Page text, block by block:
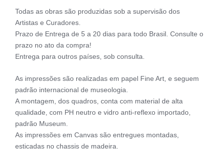
Todas as obras são produzidas sob a supervisão dos
Artistas e Curadores.
Prazo de Entrega de 5 a 20 dias para todo Brasil. Consulte o
prazo no ato da compra!
Entrega para outros países, sob consulta.
As impressões são realizadas em papel Fine Art, e seguem
padrão internacional de museologia.
A montagem, dos quadros, conta com material de alta
qualidade, com PH neutro e vidro anti-reflexo importado,
padrão Museum.
As impressões em Canvas são entregues montadas,
esticadas no chassis de madeira.